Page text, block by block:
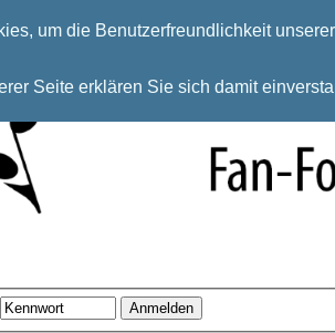
um die Benutzerfreundlichkeit
Seite erklären Sie sich damit